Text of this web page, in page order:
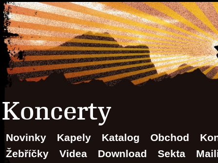
Koncerty
Novinky Kapely Katalog Obchod
Žebříčky
Videa Download Sekta